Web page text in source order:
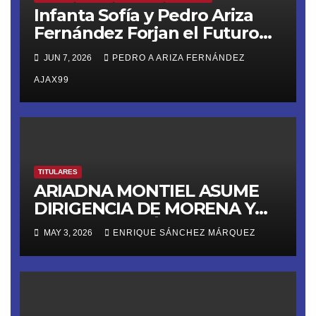
Infanta Sofía y Pedro Ariza
Fernández Forjan el Futuro
de la Soberanía Real
JUN 7, 2026 PEDRO A ARIZA FERNÁNDEZ
AJAX99
TITULARES
ARIADNA MONTIEL ASUME
DIRIGENCIA DE MORENA Y
LANZA ULTIMÁTUM RUMBO
AL 2027
MAY 3, 2026 ENRIQUE SÁNCHEZ MÁRQUEZ